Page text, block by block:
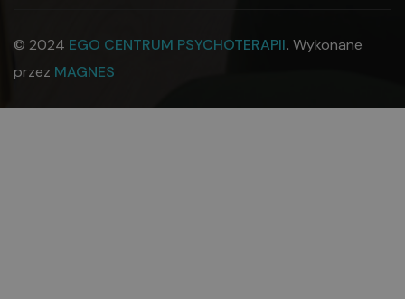
© 2024 EGO CENTRUM PSYCHOTERAPII. Wykonane
przez MAGNES